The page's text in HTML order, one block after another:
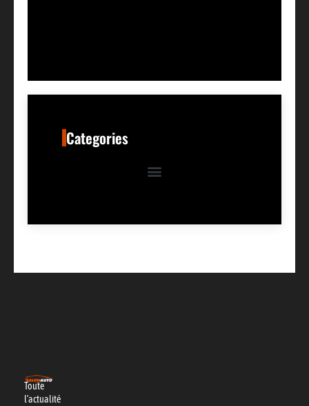
Categories
Toute
l’actualité